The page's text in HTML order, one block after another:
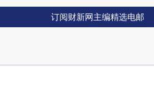
订阅财新网主编精选电邮